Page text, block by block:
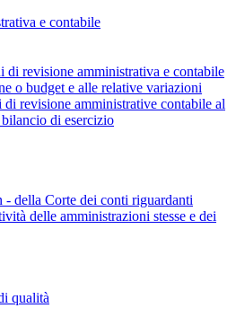
e contabile
di revisione amministrativa e contabile
o budget e alle relative variazioni
revisione amministrative contabile al
di esercizio
della Corte dei conti riguardanti
delle amministrazioni stesse e dei
qualità